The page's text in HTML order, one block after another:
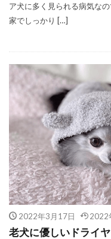
ア犬に多く見られる病気な
家でしっかり […]
2022年3月17日 2022
老犬に優しいドライ